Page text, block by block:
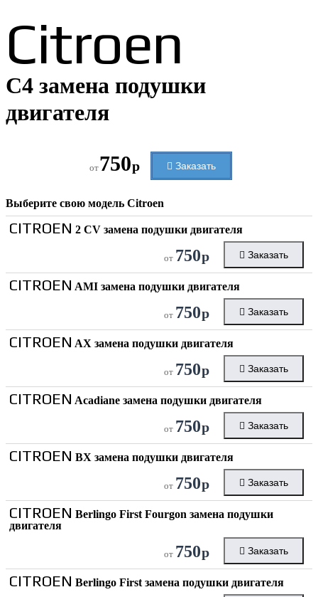
Citroen
C4 замена подушки
двигателя
от750р Заказать
Выберите свою модель Citroen
CITROEN 2 CV замена подушки двигателя
от 750р Заказать
CITROEN AMI замена подушки двигателя
от 750р Заказать
CITROEN AX замена подушки двигателя
от 750р Заказать
CITROEN Acadiane замена подушки двигателя
от 750р Заказать
CITROEN BX замена подушки двигателя
от 750р Заказать
CITROEN Berlingo First Fourgon замена подушки
двигателя
от 750р Заказать
CITROEN Berlingo First замена подушки двигателя